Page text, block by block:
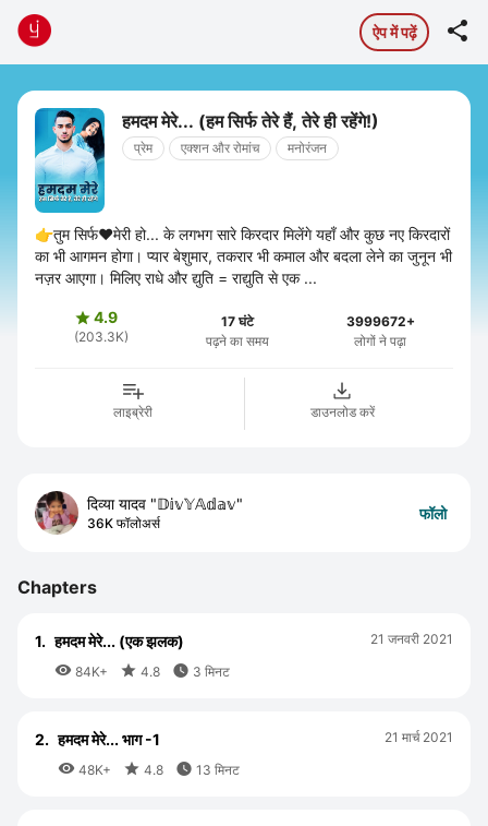
ऐप में पढ़ें 
हमदम मेरे... (हम सिर्फ तेरे हैं, तेरे ही रहेंगे!)
प्रेम एक्शन और रोमांच मनोरंजन
👉तुम सिर्फ❤️मेरी हो... के लगभग सारे किरदार मिलेंगे यहाँ और कुछ नए किरदारों
का भी आगमन होगा। प्यार बेशुमार, तकरार भी कमाल और बदला लेने का जुनून भी
नज़र आएगा। मिलिए राधे और द्युति = राद्युति से एक ...
4.9
(203.3K)
17 घंटे
पढ़ने का समय
3999672+
लोगों ने पढ़ा
लाइब्रेरी डाउनलोड करें
दिव्या यादव "𝔻𝕚𝕧𝕐𝔸𝕕𝕒𝕧"
36K फॉलोअर्स
फॉलो
Chapters
1. हमदम मेरे... (एक झलक)
 84K+  4.8  3 मिनट
21 जनवरी 2021
2. हमदम मेरे... भाग -1
 48K+  4.8  13 मिनट
21 मार्च 2021